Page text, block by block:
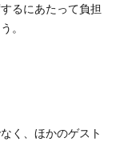
るにあたって負担
。
く、ほかのゲスト